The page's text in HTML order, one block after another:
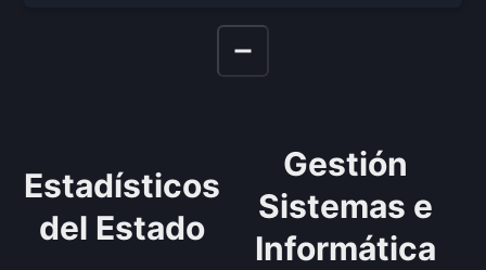
Estadísticos
del Estado
Gestión
Sistemas e
Informática